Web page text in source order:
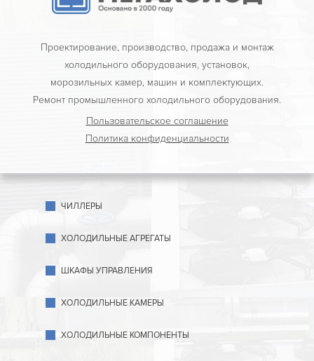
Проектирование, производство, продажа и монтаж
холодильного оборудования, установок,
морозильных камер, машин и комплектующих.
Ремонт промышленного холодильного оборудования.
Пользовательское соглашение
Политика конфиденциальности
ЧИЛЛЕРЫ
ХОЛОДИЛЬНЫЕ АГРЕГАТЫ
ШКАФЫ УПРАВЛЕНИЯ
ХОЛОДИЛЬНЫЕ КАМЕРЫ
ХОЛОДИЛЬНЫЕ КОМПОНЕНТЫ